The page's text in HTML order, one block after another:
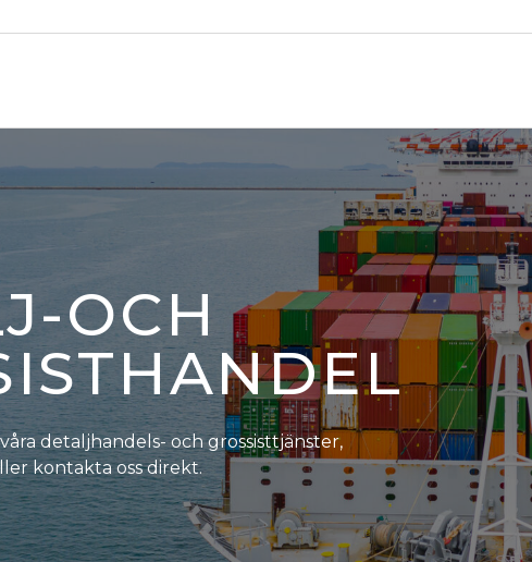
OCH
detaljhandels- och grossisttjänster,
kontakta oss direkt.